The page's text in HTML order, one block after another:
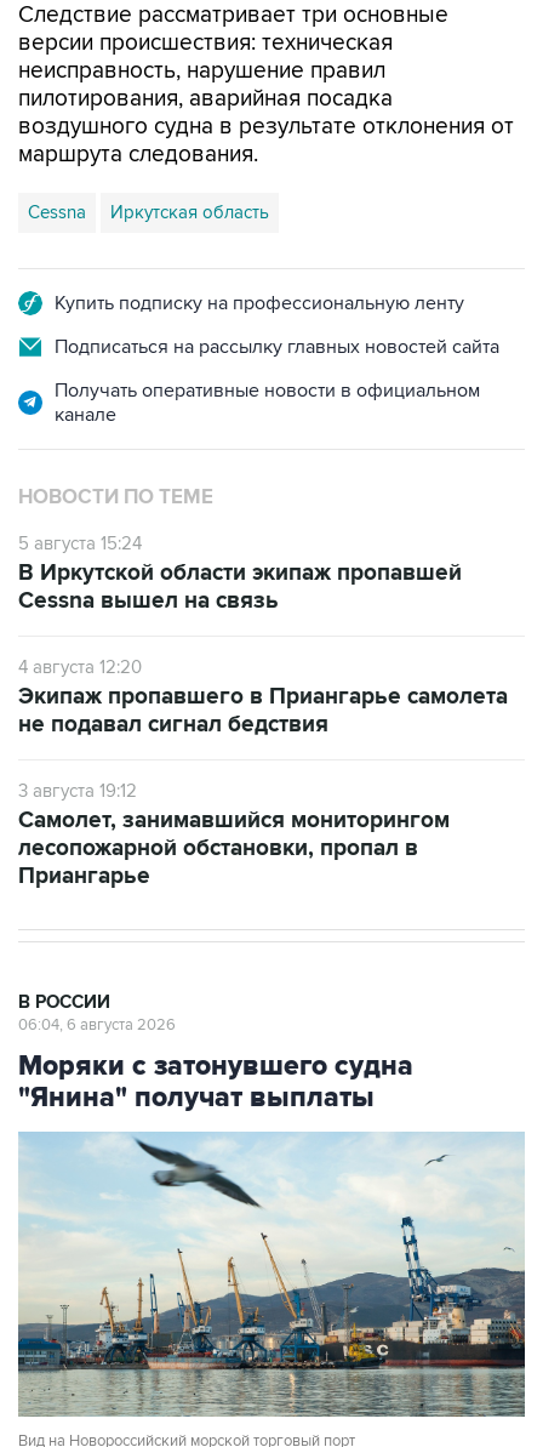
Следствие рассматривает три основные
версии происшествия: техническая
неисправность, нарушение правил
пилотирования, аварийная посадка
воздушного судна в результате отклонения от
маршрута следования.
Cessna Иркутская область
Купить подписку на профессиональную ленту
Подписаться на рассылку главных новостей сайта
Получать оперативные новости в официальном
канале
НОВОСТИ ПО ТЕМЕ
5 августа 15:24
В Иркутской области экипаж пропавшей
Cessna вышел на связь
4 августа 12:20
Экипаж пропавшего в Приангарье самолета
не подавал сигнал бедствия
3 августа 19:12
Самолет, занимавшийся мониторингом
лесопожарной обстановки, пропал в
Приангарье
В РОССИИ
06:04, 6 августа 2026
Моряки с затонувшего судна
"Янина" получат выплаты
Вид на Новороссийский морской торговый порт